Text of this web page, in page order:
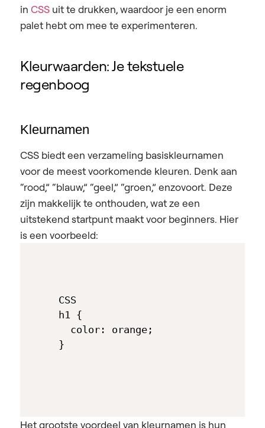
in CSS uit te drukken, waardoor je een enorm
palet hebt om mee te experimenteren.
Kleurwaarden: Je tekstuele
regenboog
Kleurnamen
CSS biedt een verzameling basiskleurnamen
voor de meest voorkomende kleuren. Denk aan
“rood,” “blauw,” “geel,” “groen,” enzovoort. Deze
zijn makkelijk te onthouden, wat ze een
uitstekend startpunt maakt voor beginners. Hier
is een voorbeeld:
CSS
h1 {
  color: orange;
Het grootste voordeel van kleurnamen is hun